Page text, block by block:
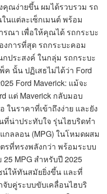
คุณง่ายขึ้น ผมได้รวบรวม รถ
นแต่ละเซ็กเมนต์ พร้อม
รณา เพื่อให้คุณได้ รถกระบะ
การที่สุด รถกระบะคอม
ประสงค์ ในกลุ่ม รถกระบะ
นั้น ปฏิเสธไม่ได้ว่า Ford
Ford Maverick: แม้จะ
แต่ Maverick กลับมอบ
ในราคาที่เข้าถึงง่าย และยัง
น่าประทับใจ รุ่นไฮบริดทำ
กลลอน (MPG) ในโหมดผสม
รที่ทรงพลังกว่า พร้อมระบบ
MPG สำหรับปี 2025
น์ให้ทันสมัยยิ่งขึ้น และที่
บคู่ระบบขับเคลื่อนไฮบริ